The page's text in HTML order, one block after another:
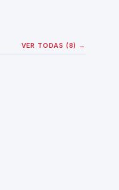
VER TODAS (8) →